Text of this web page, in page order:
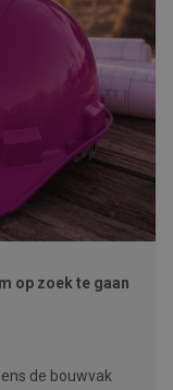
op zoek te gaan
de bouwvak